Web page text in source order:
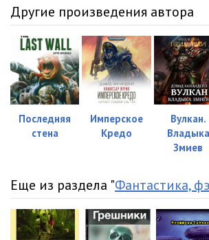
Другие произведения автора
Последняя
стена
Имперское
Кредо
Вулкан.
Владыка
Змиев
Еще из раздела "Фантастика,